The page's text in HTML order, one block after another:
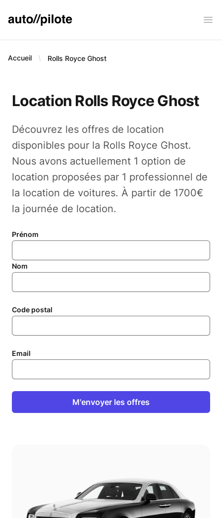
AUTO PILOTE
Accueil Rolls Royce Ghost
Location Rolls Royce Ghost
Découvrez les offres de location
disponibles pour la Rolls Royce Ghost.
Nous avons actuellement 1 option de
location proposées par 1 professionnel de
la location de voitures. À partir de 1700€
la journée de location.
Prénom
Nom
Code postal
Email
M'envoyer les offres